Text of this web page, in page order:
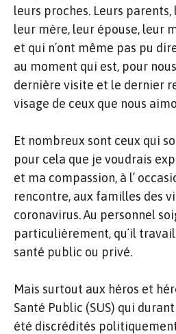
leurs proches. Leurs
leur mère, leur épouse, leur
et qui n´ont même pas pu
au moment qui est, pour
dernière visite et le dernier
visage de ceux que nous
Et nombreux sont ceux qui
pour cela que je voudrais
et ma compassion, à l’
rencontre, aux familles des
coronavirus. Au personnel
particulièrement, qu´il
santé public ou privé.
Mais surtout aux héros et
Santé Public (SUS) qui
été discrédités